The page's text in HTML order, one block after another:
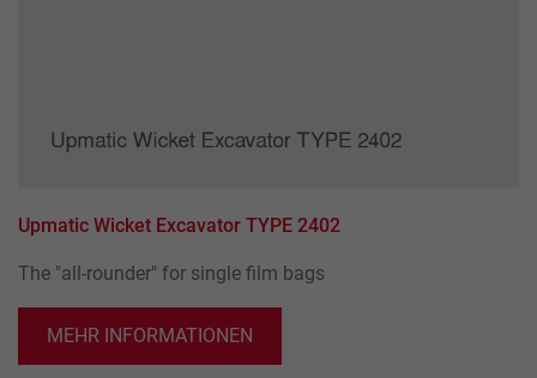
Upmatic Wicket Excavator TYPE 2402
The "all-rounder" for single film bags
MEHR INFORMATIONEN